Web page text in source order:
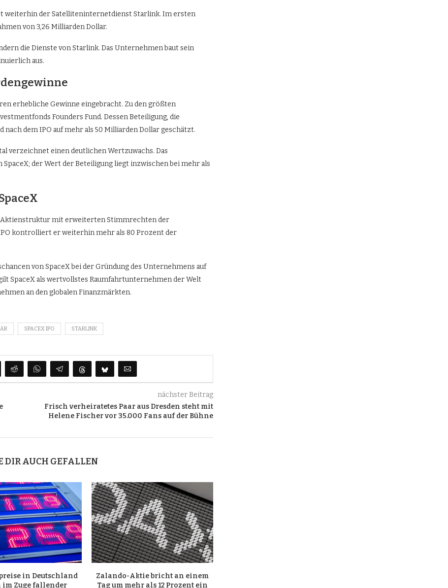
weiterhin der Satelliteninternetdienst Starlink. Im ersten
von 3,26 Milliarden Dollar.
die Dienste von Starlink. Das Unternehmen baut sein
aus.
erhebliche Gewinne eingebracht. Zu den größten
Founders Fund. Dessen Beteiligung, die
dem IPO auf mehr als 50 Milliarden Dollar geschätzt.
verzeichnet einen deutlichen Wertzuwachs. Das
der Wert der Beteiligung liegt inzwischen bei mehr als
Aktienstruktur mit erweiterten Stimmrechten der
kontrolliert er weiterhin mehr als 80 Prozent der
von SpaceX bei der Gründung des Unternehmens auf
SpaceX als wertvollstes Raumfahrtunternehmen der Welt
an den globalen Finanzmärkten.
SPACEX IPO STARLINK
nächster Beitrag
Frisch verheiratetes Paar aus Dresden steht mit
Helene Fischer vor 35.000 Fans auf der Bühne
DIR AUCH GEFALLEN
in Deutschland
im Zuge fallender
Zalando-Aktie bricht an einem
Tag um mehr als 12 Prozent ein